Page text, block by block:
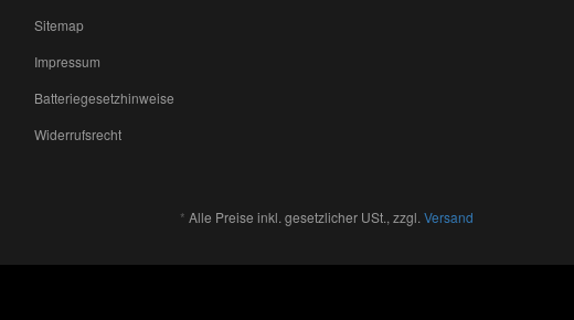
Sitemap
Impressum
Batteriegesetzhinweise
Widerrufsrecht
* Alle Preise inkl. gesetzlicher USt., zzgl. Versand